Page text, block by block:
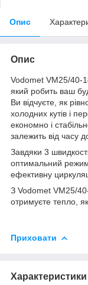
Опис
Опис
Vodomet VM25/40-
який робить ваш
Ви відчуєте, як
холодних кутів і
економно і
залежить від часу
Завдяки 3
оптимальний
ефективну
З Vodomet VM25/
отримуєте тепло,
Приховати
Характеристики